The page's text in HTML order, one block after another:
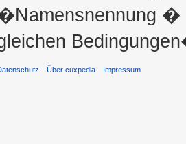
�
Über cuxpedia Impressum